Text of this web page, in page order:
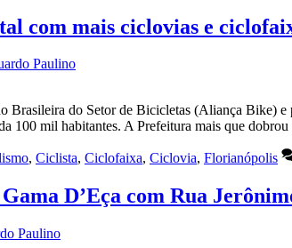
com mais ciclovias e
Paulino
Brasileira do Setor de Bicicletas (Aliança
100 mil habitantes. A Prefeitura mais que
, Ciclista, Ciclofaixa, Ciclovia, Florianópolis
D’Eça com Rua
Paulino